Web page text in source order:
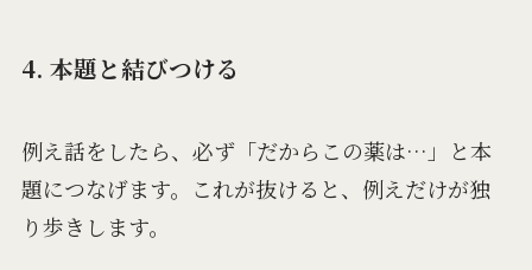
4. 本題と結びつける
例え話をしたら、必ず「だからこの薬は…」と本
題につなげます。これが抜けると、例えだけが独
り歩きします。